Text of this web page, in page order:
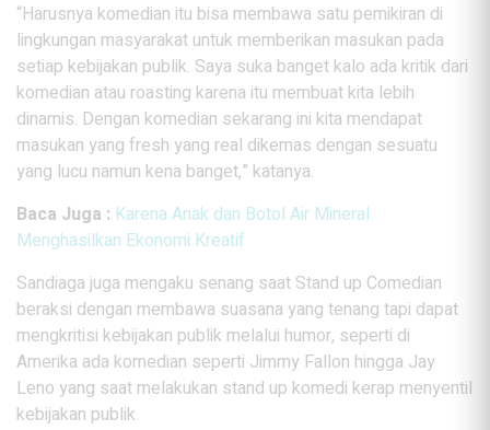
“Harusnya komedian itu bisa membawa satu pemikiran di
lingkungan masyarakat untuk memberikan masukan pada
setiap kebijakan publik. Saya suka banget kalo ada kritik dari
komedian atau roasting karena itu membuat kita lebih
dinamis. Dengan komedian sekarang ini kita mendapat
masukan yang fresh yang real dikemas dengan sesuatu
yang lucu namun kena banget,” katanya.
Baca Juga : Karena Anak dan Botol Air Mineral
Menghasilkan Ekonomi Kreatif
Sandiaga juga mengaku senang saat Stand up Comedian
beraksi dengan membawa suasana yang tenang tapi dapat
mengkritisi kebijakan publik melalui humor, seperti di
Amerika ada komedian seperti Jimmy Fallon hingga Jay
Leno yang saat melakukan stand up komedi kerap menyentil
kebijakan publik.